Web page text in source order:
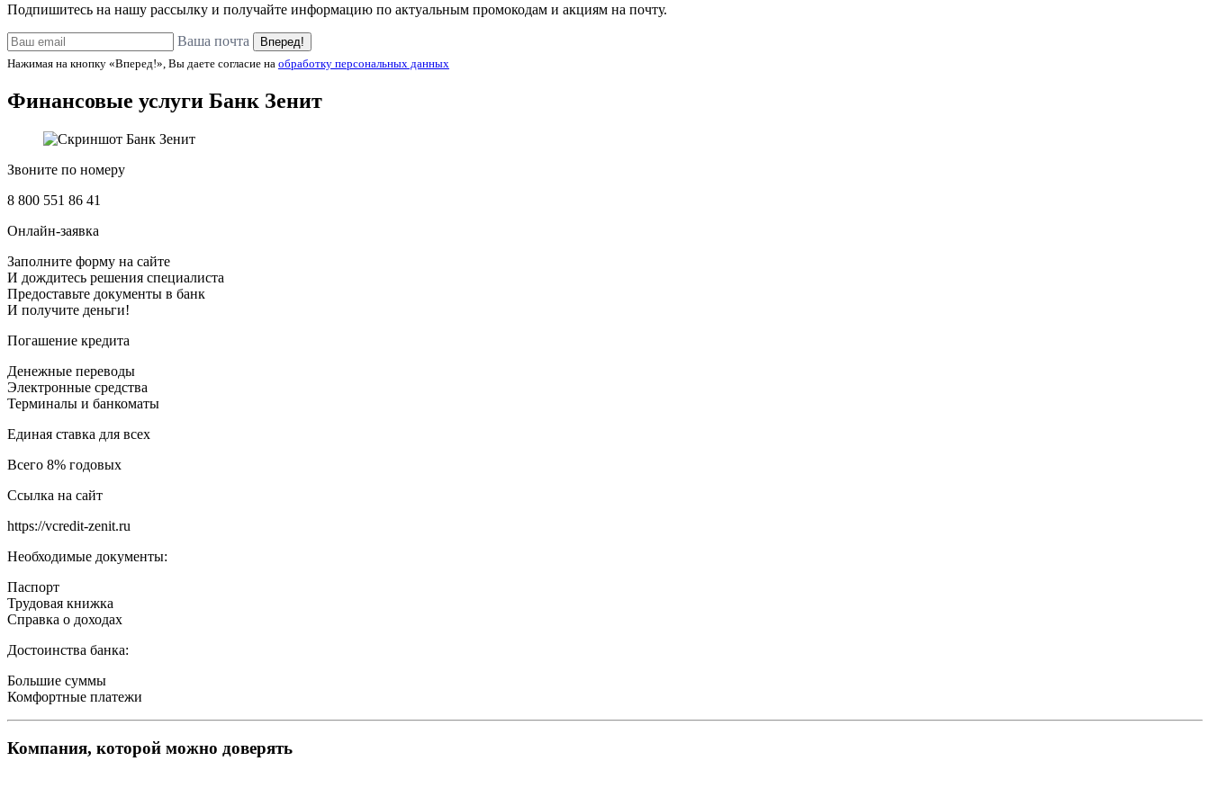
Подпишитесь на нашу рассылку и получайте информацию по актуальным промокодам и акциям на почту.
Ваша почта
Вперед!
Нажимая на кнопку «Вперед!», Вы даете согласие на обработку персональных данных
Финансовые услуги Банк Зенит
Звоните по номеру
8 800 551 86 41
Онлайн-заявка
Заполните форму на сайте
И дождитесь решения специалиста
Предоставьте документы в банк
И получите деньги!
Погашение кредита
Денежные переводы
Электронные средства
Терминалы и банкоматы
Единая ставка для всех
Всего 8% годовых
Ссылка на сайт
https://vcredit-zenit.ru
Необходимые документы:
Паспорт
Трудовая книжка
Справка о доходах
Достоинства банка:
Большие суммы
Комфортные платежи
Компания, которой можно доверять